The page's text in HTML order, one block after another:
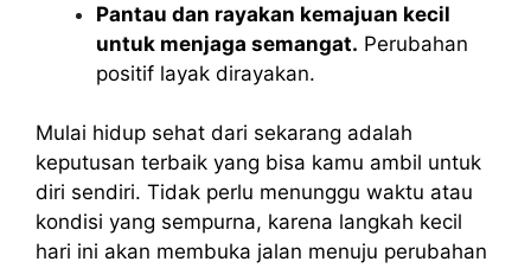
Pantau dan rayakan kemajuan kecil
untuk menjaga semangat. Perubahan
positif layak dirayakan.
Mulai hidup sehat dari sekarang adalah
keputusan terbaik yang bisa kamu ambil untuk
diri sendiri. Tidak perlu menunggu waktu atau
kondisi yang sempurna, karena langkah kecil
hari ini akan membuka jalan menuju perubahan